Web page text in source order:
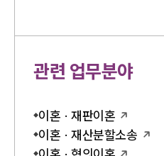
관련 업무분야
이혼 · 재판이혼
이혼 · 재산분할소송